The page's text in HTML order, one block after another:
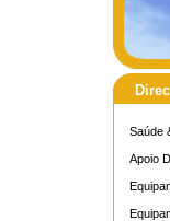
Saúde
Apoio